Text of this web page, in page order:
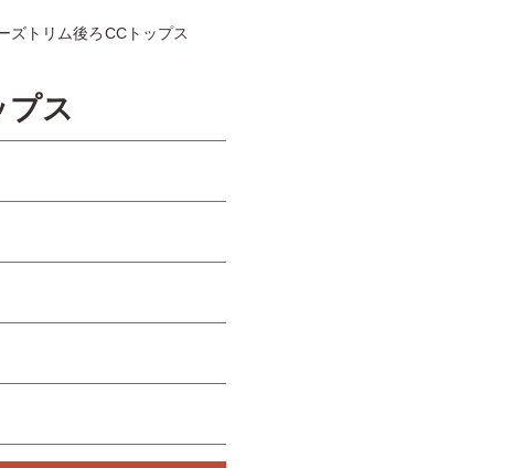
ズトリム後ろCCトップス
プス